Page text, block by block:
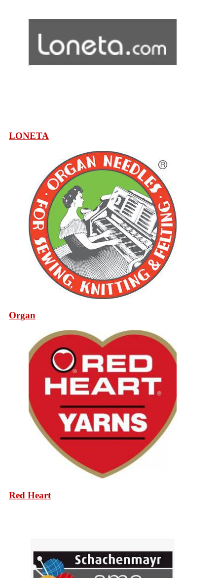
LONETA
Organ
Red Heart